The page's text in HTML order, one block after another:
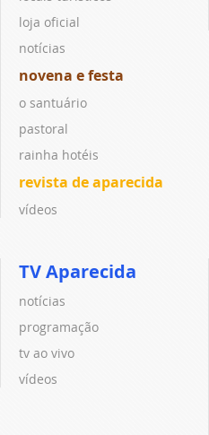
loja oficial
notícias
novena e festa
o santuário
pastoral
rainha hotéis
revista de aparecida
vídeos
TV Aparecida
notícias
programação
tv ao vivo
vídeos